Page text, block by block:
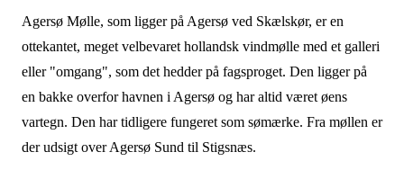
Agersø Mølle, som ligger på Agersø ved Skælskør, er en
ottekantet, meget velbevaret hollandsk vindmølle med et galleri
eller "omgang", som det hedder på fagsproget. Den ligger på
en bakke overfor havnen i Agersø og har altid været øens
vartegn. Den har tidligere fungeret som sømærke. Fra møllen er
der udsigt over Agersø Sund til Stigsnæs.